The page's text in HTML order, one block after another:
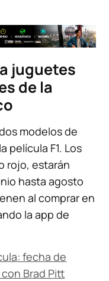
juguetes
de la
modelos de
película F1. Los
rojo, estarán
hasta agosto
al comprar en
la app de
fecha de
Brad Pitt